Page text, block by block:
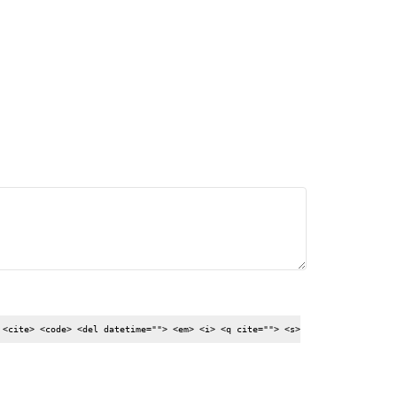
<code> <del datetime=""> <em> <i> <q cite=""> <s>